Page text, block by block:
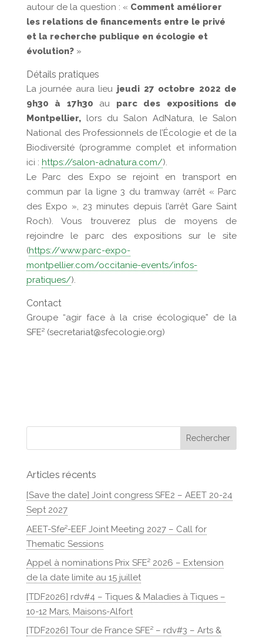
autour de la question : « Comment améliorer
les relations de financements entre le privé
et la recherche publique en écologie et
évolution? »
Détails pratiques
La journée aura lieu jeudi 27 octobre 2022 de
9h30 à 17h30 au parc des expositions de
Montpellier, lors du Salon AdNatura, le Salon
National des Professionnels de l’Écologie et de la
Biodiversité (programme complet et information
ici : https://salon-adnatura.com/).
Le Parc des Expo se rejoint en transport en
commun par la ligne 3 du tramway (arrêt « Parc
des Expo », 23 minutes depuis l’arrêt Gare Saint
Roch). Vous trouverez plus de moyens de
rejoindre le parc des expositions sur le site
(https://www.parc-expo-
montpellier.com/occitanie-events/infos-
pratiques/).
Contact
Groupe “agir face à la crise écologique” de la
SFE² (secretariat@sfecologie.org)
Articles récents
[Save the date] Joint congress SFE2 – AEET 20-24
Sept 2027
AEET-Sfe²-EEF Joint Meeting 2027 – Call for
Thematic Sessions
Appel à nominations Prix SFE² 2026 – Extension
de la date limite au 15 juillet
[TDF2026] rdv#4 – Tiques & Maladies à Tiques –
10-12 Mars, Maisons-Alfort
[TDF2026] Tour de France SFE² – rdv#3 – Arts &